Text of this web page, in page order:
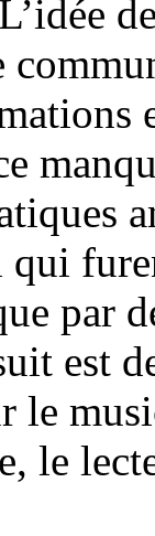
par
est
le
le